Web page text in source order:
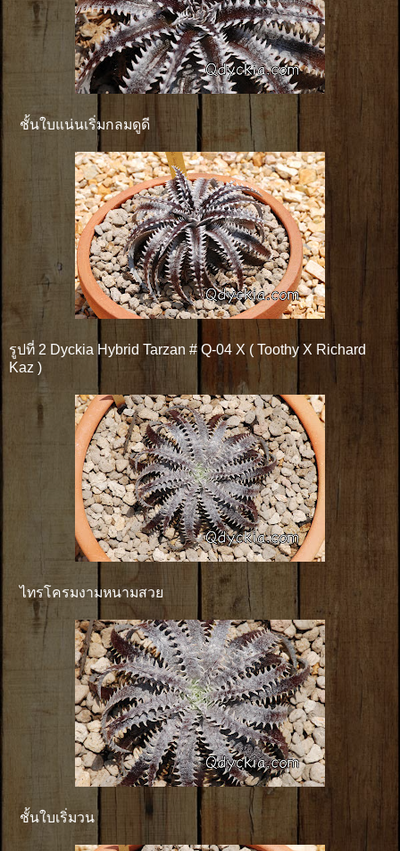
ชั้นใบแน่นเริ่มกลมดูดี
รูปที่ 2 Dyckia Hybrid Tarzan # Q-04 X ( Toothy X Richard
Kaz )
ไทรโครมงามหนามสวย
ชั้นใบเริ่มวน